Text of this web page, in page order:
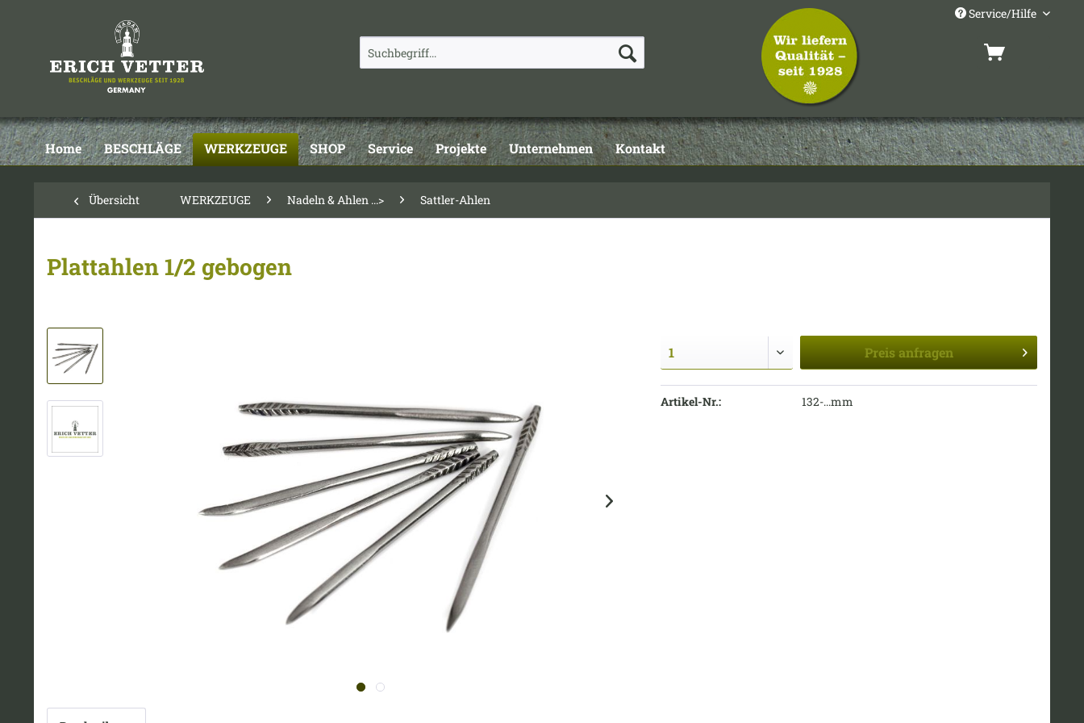
Service/Hilfe
Home BESCHLÄGE WERKZEUGE SHOP Service Projekte Unternehmen Kontakt
Übersicht WERKZEUGE Nadeln & Ahlen ...> Sattler-Ahlen
Plattahlen 1/2 gebogen
Preis anfragen
Artikel-Nr.: 132-...mm